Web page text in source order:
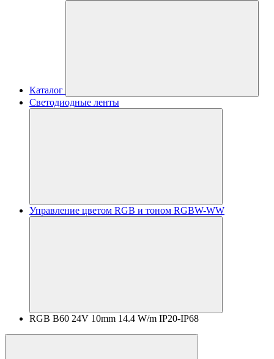
Каталог
Светодиодные ленты
Управление цветом RGB и тоном RGBW-WW
RGB B60 24V 10mm 14.4 W/m IP20-IP68